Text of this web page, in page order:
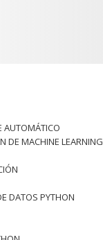
AUTOMÁTICO
DE MACHINE LEARNING
DATOS PYTHON